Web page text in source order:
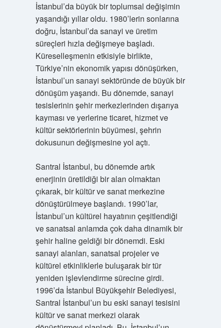
İstanbul’da büyük bir toplumsal değişimin
yaşandığı yıllar oldu. 1980’lerin sonlarına
doğru, İstanbul’da sanayi ve üretim
süreçleri hızla değişmeye başladı.
Küreselleşmenin etkisiyle birlikte,
Türkiye’nin ekonomik yapısı dönüşürken,
İstanbul’un sanayi sektöründe de büyük bir
dönüşüm yaşandı. Bu dönemde, sanayi
tesislerinin şehir merkezlerinden dışarıya
kayması ve yerlerine ticaret, hizmet ve
kültür sektörlerinin büyümesi, şehrin
dokusunun değişmesine yol açtı.
Santral İstanbul, bu dönemde artık
enerjinin üretildiği bir alan olmaktan
çıkarak, bir kültür ve sanat merkezine
dönüştürülmeye başlandı. 1990’lar,
İstanbul’un kültürel hayatının çeşitlendiği
ve sanatsal anlamda çok daha dinamik bir
şehir haline geldiği bir dönemdi. Eski
sanayi alanları, sanatsal projeler ve
kültürel etkinliklerle buluşarak bir tür
yeniden işlevlendirme sürecine girdi.
1996’da İstanbul Büyükşehir Belediyesi,
Santral İstanbul’un bu eski sanayi tesisini
kültür ve sanat merkezi olarak